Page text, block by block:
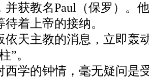
并获教名Paul（保罗）。
着上帝的接纳。
主教的消息，立即轰
”。
的钟情，毫无疑问是